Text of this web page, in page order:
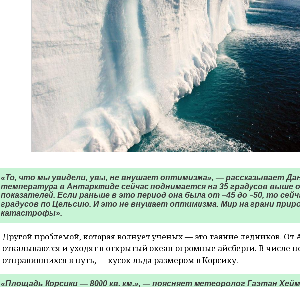
«То, что мы увидели, увы, не внушает оптимизма», — рассказывает
температура в Антарктиде сейчас поднимается на 35 градусов выше
показателей. Если раньше в это период она была от −45 до −50, то
градусов по Цельсию. И это не внушает оптимизма. Мир на грани
катастрофы».
Другой проблемой, которая волнует ученых — это таяние ледников. От
откалываются и уходят в открытый океан огромные айсберги. В числе
отправившихся в путь, — кусок льда размером в Корсику.
«Площадь Корсики — 8000 кв. км.», — поясняет метеоролог Гаэтан